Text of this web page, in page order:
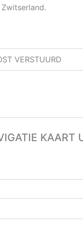
VERSTUURD
KAART